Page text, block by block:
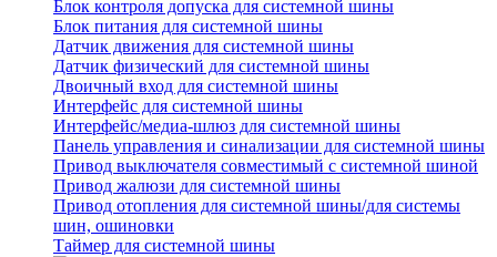
Блок контроля допуска для системной шины
Блок питания для системной шины
Датчик движения для системной шины
Датчик физический для системной шины
Двоичный вход для системной шины
Интерфейс для системной шины
Интерфейс/медиа-шлюз для системной шины
Панель управления и синализации для системной шины
Привод выключателя совместимый с системной шиной
Привод жалюзи для системной шины
Привод отопления для системной шины/для системы
шин, ошиновки
Таймер для системной шины